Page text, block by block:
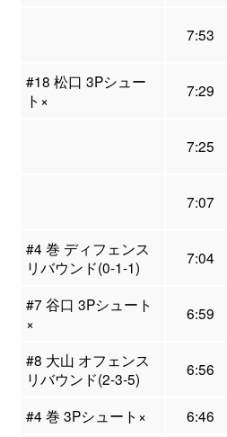
7:53
#18 松口 3Pシュー
ト×
7:29
7:25
7:07
#4 巻 ディフェンス
リバウンド(0-1-1)
7:04
#7 谷口 3Pシュート
×
6:59
#8 大山 オフェンス
リバウンド(2-3-5)
6:56
#4 巻 3Pシュート×
6:46